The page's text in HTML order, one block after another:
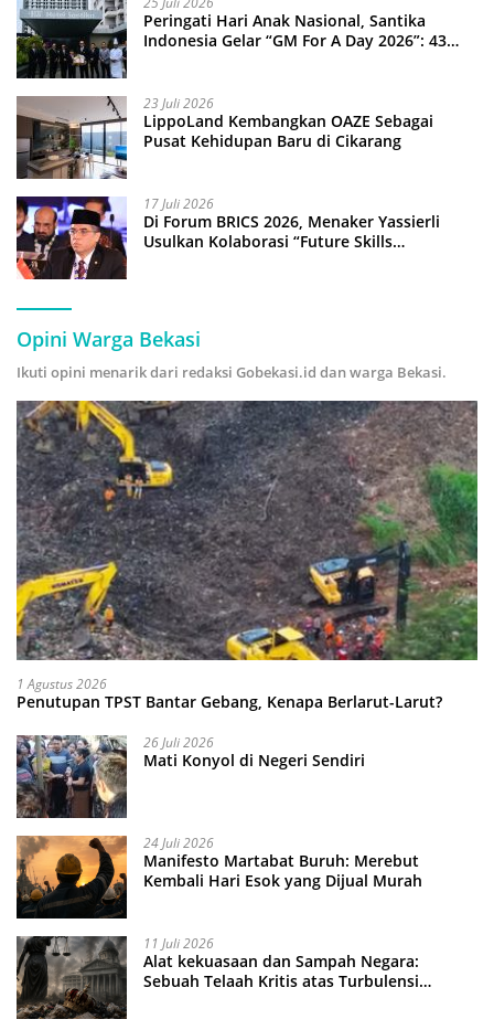
Peringati Hari Anak Nasional, Santika
Indonesia Gelar “GM For A Day 2026”: 43
23 Juli 2026
LippoLand Kembangkan OAZE Sebagai
Pusat Kehidupan Baru di Cikarang
17 Juli 2026
Di Forum BRICS 2026, Menaker Yassierli
Usulkan Kolaborasi “Future Skills
Opini Warga Bekasi
Ikuti opini menarik dari redaksi Gobekasi.id dan warga Bekasi.
1 Agustus 2026
Penutupan TPST Bantar Gebang, Kenapa Berlarut-Larut?
26 Juli 2026
Mati Konyol di Negeri Sendiri
24 Juli 2026
Manifesto Martabat Buruh: Merebut
Kembali Hari Esok yang Dijual Murah
11 Juli 2026
Alat kekuasaan dan Sampah Negara:
Sebuah Telaah Kritis atas Turbulensi